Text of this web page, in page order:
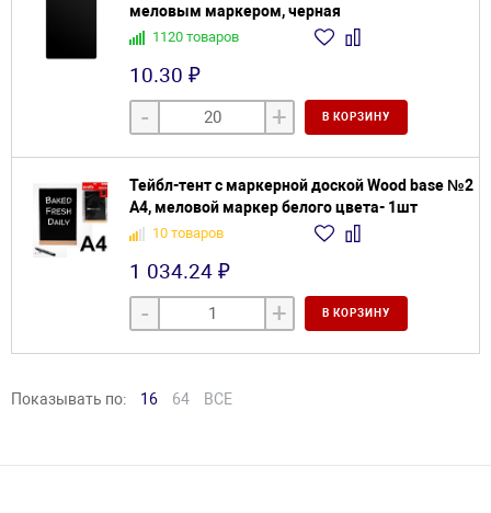
меловым маркером, черная
1120 товаров
10.30 ₽
- + В КОРЗИНУ
Тейбл-тент с маркерной доской Wood base №2
А4, меловой маркер белого цвета- 1шт
10 товаров
1 034.24 ₽
- + В КОРЗИНУ
Показывать по: 16 64 ВСЕ